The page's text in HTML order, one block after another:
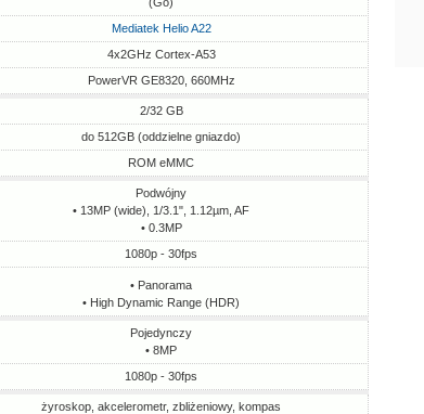
Mediatek Helio A22
4x2GHz Cortex-A53
PowerVR GE8320, 660MHz
2/32 GB
do 512GB (oddzielne gniazdo)
ROM eMMC
Podwójny
• 13MP (wide), 1/3.1", 1.12µm, AF
• 0.3MP
1080p - 30fps
• Panorama
• High Dynamic Range (HDR)
Pojedynczy
• 8MP
1080p - 30fps
żyroskop, akcelerometr, zbliżeniowy, kompas